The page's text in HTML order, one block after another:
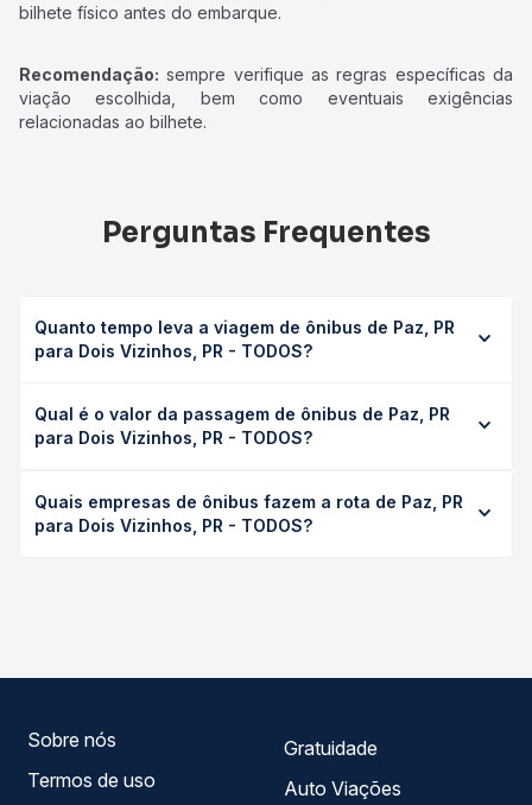
bilhete físico antes do embarque.
Recomendação: sempre verifique as regras específicas da
viação escolhida, bem como eventuais exigências
relacionadas ao bilhete.
Perguntas Frequentes
Quanto tempo leva a viagem de ônibus de Paz, PR
para Dois Vizinhos, PR - TODOS?
TODOS leva em média 3h 10min, podendo variar conforme
a viação, o tipo de serviço (convencional, executivo ou
exata de cada opção na data desejada.
Qual é o valor da passagem de ônibus de Paz, PR
para Dois Vizinhos, PR - TODOS?
Vizinhos, PR - TODOS custa em média R$ 78,65 e varia
conforme a data da viagem, a empresa, o tipo de poltrona
Quais empresas de ônibus fazem a rota de Paz, PR
para Dois Vizinhos, PR - TODOS?
Sobre nós
Termos de uso
Gratuidade
Auto Viações